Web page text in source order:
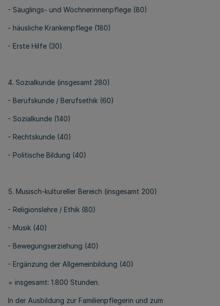
- Säuglings- und Wöchnerinnenpflege (80)
- häusliche Krankenpflege (180)
- Erste Hilfe (30)
4. Sozialkunde (insgesamt 280)
- Berufskunde / Berufsethik (60)
- Sozialkunde (140)
- Rechtskunde (40)
- Politische Bildung (40)
5. Musisch-kultureller Bereich (insgesamt 200)
- Religionslehre / Ethik (80)
- Musik (40)
- Bewegungserziehung (40)
- Ergänzung der Allgemeinbildung (40)
= insgesamt: 1.800 Stunden.
In der Ausbildung zur Familienpflegerin und zum